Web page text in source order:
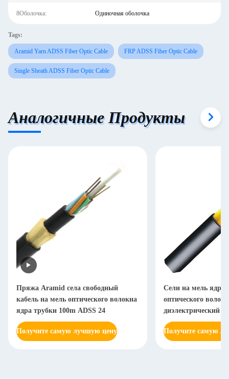
8Оболочка: Одиночная оболочка
Tags:
Aramid Yarn ADSS Fiber Optic Cable FRP ADSS Fiber Optic Cable
Single Sheath ADSS Fiber Optic Cable
Аналогичные Продукты
Пряжа Aramid села свободный
кабель на мель оптического волокна
ядра трубки 100m ADSS 24
Получите самую лучшую цену
Сели на мель ядр
оптического
диэлектрический
поддерживать
Получите самую